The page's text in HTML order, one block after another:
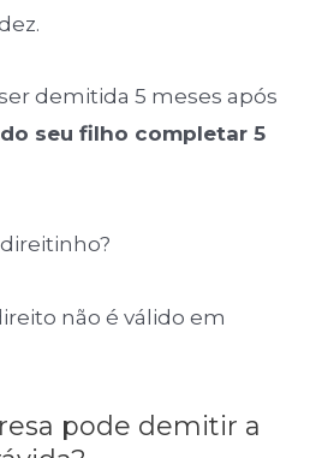
demitida 5 meses após
seu filho completar 5
não é válido em
pode demitir a